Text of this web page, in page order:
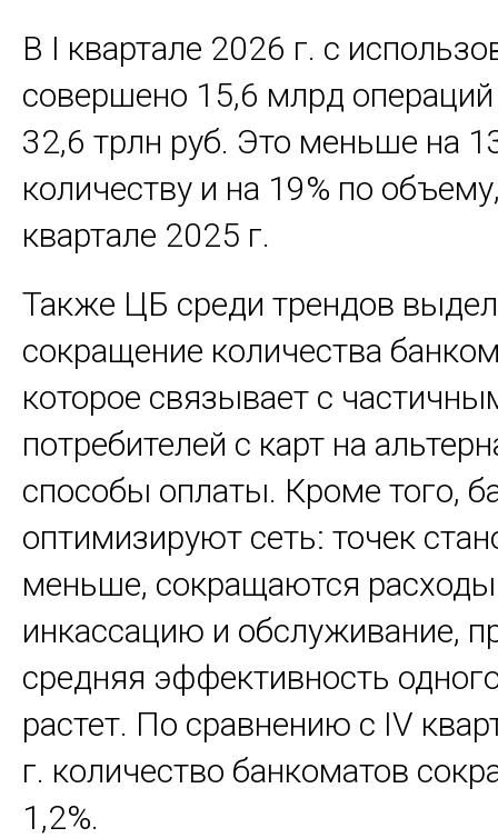
В I квартале 2026 г. с
совершено 15,6 млрд
32,6 трлн руб. Это меньше на
количеству и на 19% по
квартале 2025 г.
Также ЦБ среди трендов
сокращение количества
которое связывает с
потребителей с карт на
способы оплаты. Кроме того,
оптимизируют сеть: точек
меньше, сокращаются
инкассацию и обслуживание,
средняя эффективность
растет. По сравнению с IV
г. количество банкоматов
1,2%.